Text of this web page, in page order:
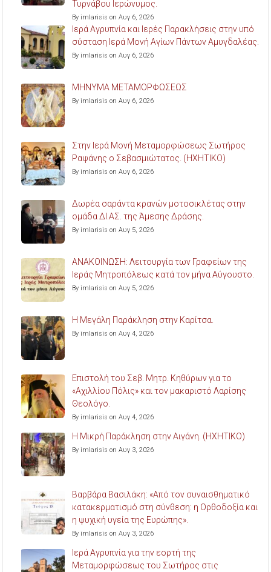
Τυρνάβου Ιερώνυμος.
By imlarisis on Αυγ 6, 2026
Ιερά Αγρυπνία και Ιερές Παρακλήσεις στην υπό
σύσταση Ιερά Μονή Αγίων Πάντων Αμυγδαλέας.
By imlarisis on Αυγ 6, 2026
ΜΗΝΥΜΑ ΜΕΤΑΜΟΡΦΩΣΕΩΣ
By imlarisis on Αυγ 6, 2026
Στην Ιερά Μονή Μεταμορφώσεως Σωτήρος
Ραψάνης ο Σεβασμιώτατος. (ΗΧΗΤΙΚΟ)
By imlarisis on Αυγ 6, 2026
Δωρέα σαράντα κρανών μοτοσικλέτας στην
ομάδα ΔΙ.ΑΣ. της Άμεσης Δράσης.
By imlarisis on Αυγ 5, 2026
ΑΝΑΚΟΙΝΩΣΗ: Λειτουργία των Γραφείων της
Ιεράς Μητροπόλεως κατά τον μήνα Αύγουστο.
By imlarisis on Αυγ 5, 2026
Η Μεγάλη Παράκληση στην Καρίτσα.
By imlarisis on Αυγ 4, 2026
Επιστολή του Σεβ. Μητρ. Κηθύρων για το
«Αχιλλίου Πόλις» και τον μακαριστό Λαρίσης
Θεολόγο.
By imlarisis on Αυγ 4, 2026
Η Μικρή Παράκληση στην Αιγάνη. (ΗΧΗΤΙΚΟ)
By imlarisis on Αυγ 3, 2026
Βαρβάρα Βασιλάκη: «Από τον συναισθηματικό
κατακερματισμό στη σύνθεση: η Ορθοδοξία και
η ψυχική υγεία της Ευρώπης».
By imlarisis on Αυγ 3, 2026
Ιερά Αγρυπνία για την εορτή της
Μεταμορφώσεως του Σωτήρος στις